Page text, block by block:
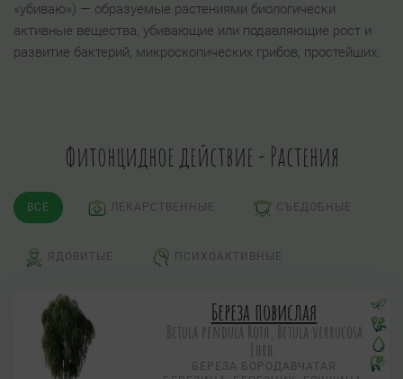
«убиваю») — образуемые растениями биологически
активные вещества, убивающие или подавляющие рост и
развитие бактерий, микроскопических грибов, простейших.
Фитонцидное действие - Растения
ВСЕ ЛЕКАРСТВЕННЫЕ СЪЕДОБНЫЕ
ЯДОВИТЫЕ ПСИХОАКТИВНЫЕ
Береза повислая
Betula pendula Roth, Betula verrucosa
Ehrh.
БЕРЕЗА БОРОДАВЧАТАЯ